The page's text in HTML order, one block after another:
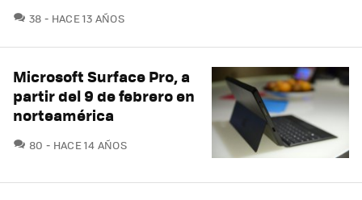
38 COMENTARIOS
HACE 13 AÑOS
Microsoft Surface Pro, a
partir del 9 de febrero en
norteamérica
80 COMENTARIOS
HACE 14 AÑOS